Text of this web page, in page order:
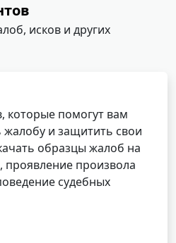
исков и других
помогут вам
и защитить свои
образцы жалоб на
проявление произвола
судебных